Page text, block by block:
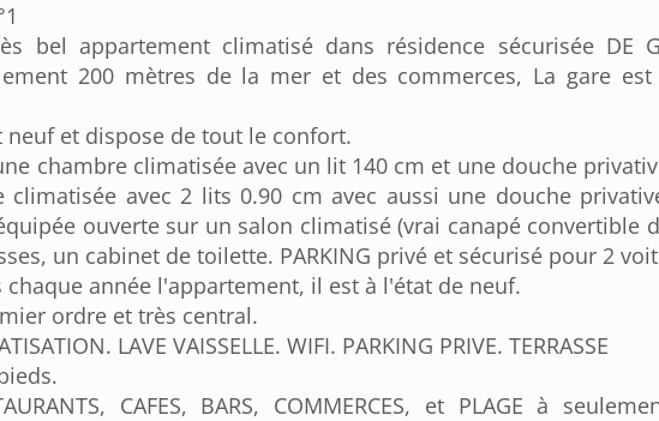
bel appartement climatisé dans résidence sécurisée DE
200 mètres de la mer et des commerces, La gare
neuf et dispose de tout le confort.
chambre climatisée avec un lit 140 cm et une douche
climatisée avec 2 lits 0.90 cm avec aussi une douche
ouverte sur un salon climatisé (vrai canapé convertible
un cabinet de toilette. PARKING privé et sécurisé pour 2
année l'appartement, il est à l'état de neuf.
ordre et très central.
LAVE VAISSELLE. WIFI. PARKING PRIVE. TERRASSE
CAFES, BARS, COMMERCES, et PLAGE à